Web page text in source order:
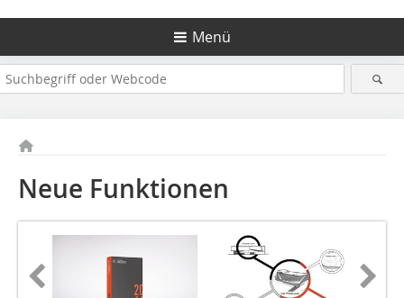
Menü
Neue Funktionen